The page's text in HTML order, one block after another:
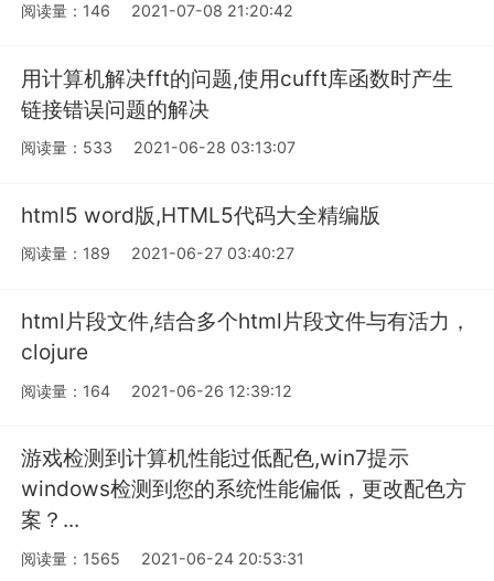
阅读量：146 2021-07-08 21:20:42
用计算机解决fft的问题,使用cufft库函数时产生
链接错误问题的解决
阅读量：533 2021-06-28 03:13:07
html5 word版,HTML5代码大全精编版
阅读量：189 2021-06-27 03:40:27
html片段文件,结合多个html片段文件与有活力，
clojure
阅读量：164 2021-06-26 12:39:12
游戏检测到计算机性能过低配色,win7提示
windows检测到您的系统性能偏低，更改配色方
案？...
阅读量：1565 2021-06-24 20:53:31